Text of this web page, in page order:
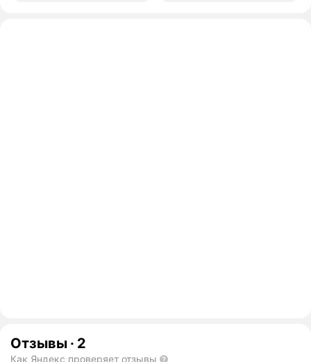
Отзывы · 2
Как Яндекс проверяет отзывы